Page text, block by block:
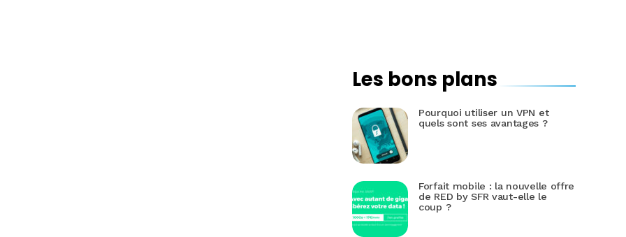
de
Les bons plans
Pourquoi utiliser un VPN et
quels sont ses avantages ?
Forfait mobile : la nouvelle offre
de RED by SFR vaut-elle le
coup ?